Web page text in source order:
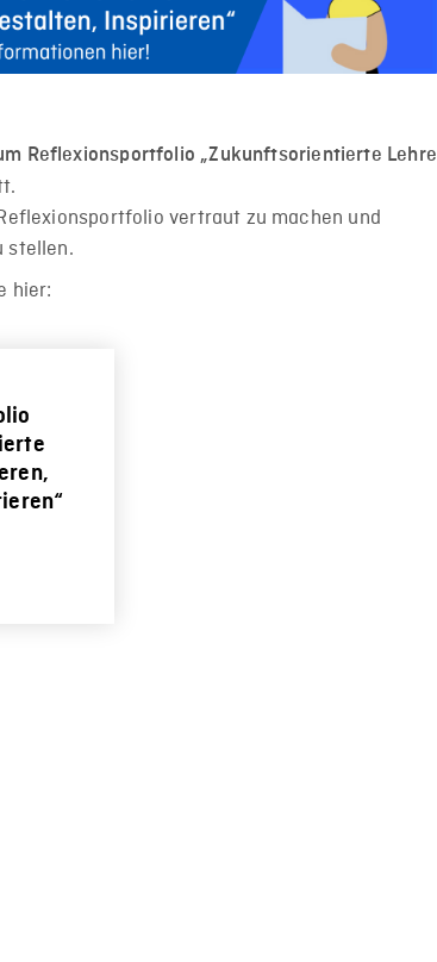
Reflexionsportfolio „Zukunftsorientierte Lehre
vertraut zu machen und
stellen.
hier: